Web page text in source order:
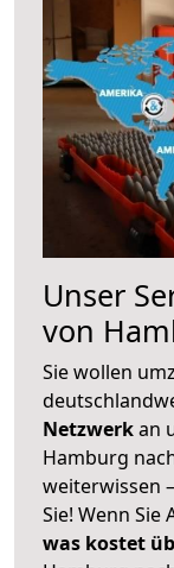
Unser
von
Sie wollen
Netzwerkan
Hamburg
weiterwissen
Sie! Wenn
was kostet